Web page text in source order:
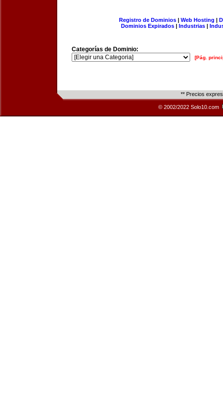
Registro de Dominios| Web Hosting |
Dominios Expirados | Industrias |
Categorías de Dominio:
[Pág.
** Precios
© 2002/2022 Solo10.com